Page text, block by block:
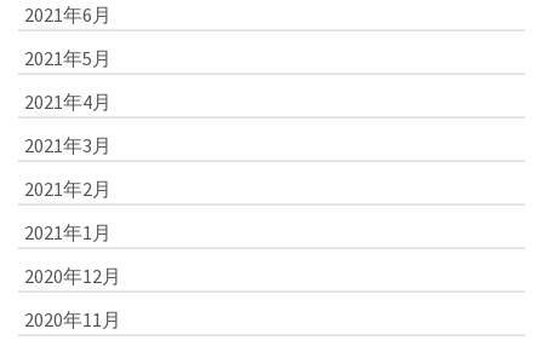
2021年6月
2021年5月
2021年4月
2021年3月
2021年2月
2021年1月
2020年12月
2020年11月